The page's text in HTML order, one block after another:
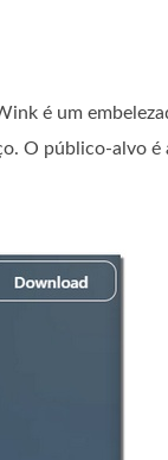
é um
O público-alvo é